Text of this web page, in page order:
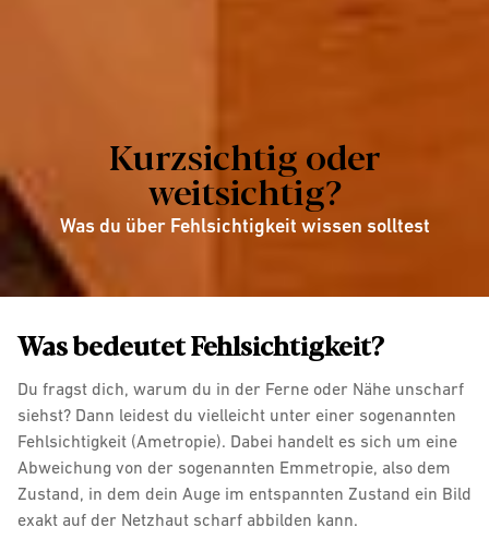
Kurzsichtig oder
weitsichtig?
Was du über Fehlsichtigkeit wissen solltest
Was bedeutet Fehlsichtigkeit?
Du fragst dich, warum du in der Ferne oder Nähe unscharf
siehst? Dann leidest du vielleicht unter einer sogenannten
Fehlsichtigkeit (Ametropie). Dabei handelt es sich um eine
Abweichung von der sogenannten Emmetropie, also dem
Zustand, in dem dein Auge im entspannten Zustand ein Bild
exakt auf der Netzhaut scharf abbilden kann.